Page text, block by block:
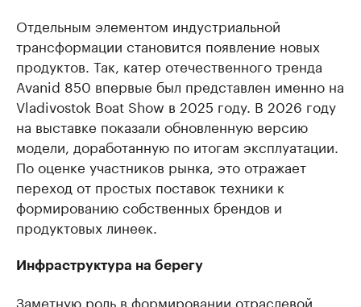
Отдельным элементом индустриальной
трансформации становится появление новых
продуктов. Так, катер отечественного тренда
Avanid 850 впервые был представлен именно на
Vladivostok Boat Show в 2025 году. В 2026 году
на выставке показали обновленную версию
модели, доработанную по итогам эксплуатации.
По оценке участников рынка, это отражает
переход от простых поставок техники к
формированию собственных брендов и
продуктовых линеек.
Инфраструктура на берегу
Заметную роль в формировании отраслевой